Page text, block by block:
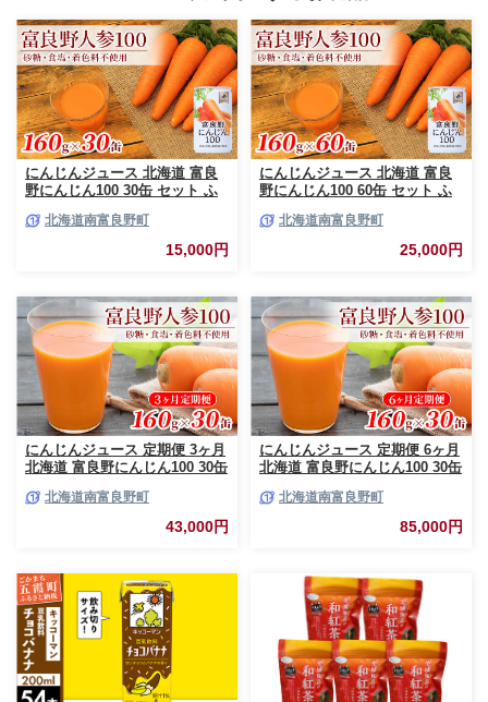
にんじんジュース 北海道 富良
野にんじん100 30缶 セット ふ
んじん ジュース 野菜ジュース
人参ジュース キャロットジュー
ス 野菜 飲料 缶 ケース買い 箱
保存 常温 常温保存
北海道南富良野町
15,000円
にんじんジュース 北海道 富良
野にんじん100 60缶 セット ふ
んじん ジュース 野菜ジュース
キャロットジュース 富良野人参
ジュース 野菜 飲料 缶 ケース買
常温 常温保存
北海道南富良野町
25,000円
にんじんジュース 定期便 3ヶ月
北海道 富良野にんじん100 30缶
ース 野菜ジュース キャロット
ジュース 野菜 飲料 缶 ケース買
い 箱 買い 1ケース ギフト 備蓄
しみ 3回
北海道南富良野町
43,000円
にんじんジュース 定期便 6ヶ月
北海道 富良野にんじん100 30缶
ース 野菜ジュース キャロット
ジュース 野菜 飲料 缶 ケース買
い 箱 買い 1ケース ギフト 備蓄
北海道南富良野町
85,000円